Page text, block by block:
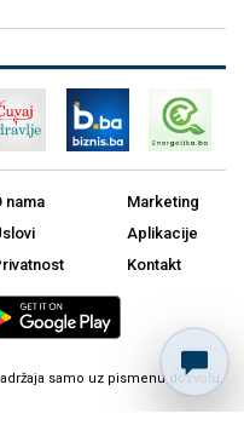
nama
Marketing
Aplikacije
Kontakt
samo uz pismenu dozvolu.